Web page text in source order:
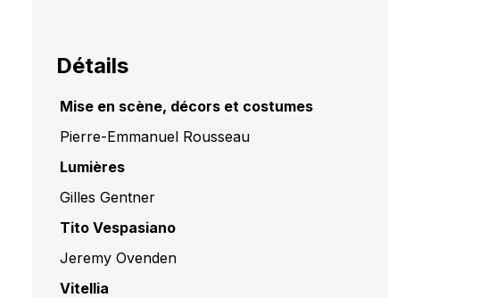
Détails
Mise en scène, décors et costumes
Pierre-Emmanuel Rousseau
Lumières
Gilles Gentner
Tito Vespasiano
Jeremy Ovenden
Vitellia